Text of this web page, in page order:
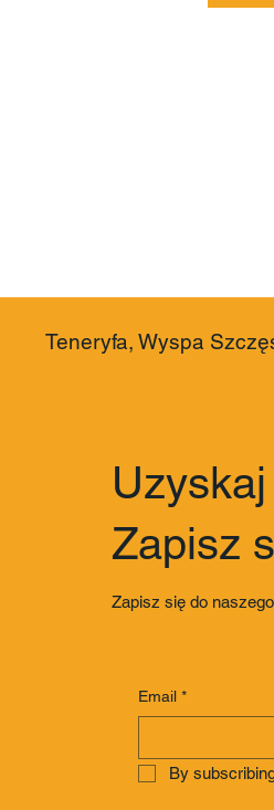
Teneryfa, Wyspa
Zapisz
Zapisz się do
Email *
By